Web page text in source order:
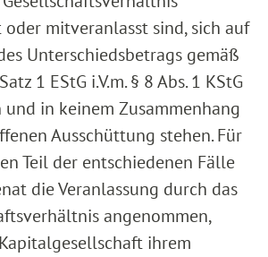
oder mitveranlasst sind, sich auf
Unterschiedsbetrags gemäß
1 EStG i.V.m. § 8 Abs. 1 KStG
in keinem Zusammenhang
Ausschüttung stehen. Für
Teil der entschiedenen Fälle
die Veranlassung durch das
angenommen,
ihrem